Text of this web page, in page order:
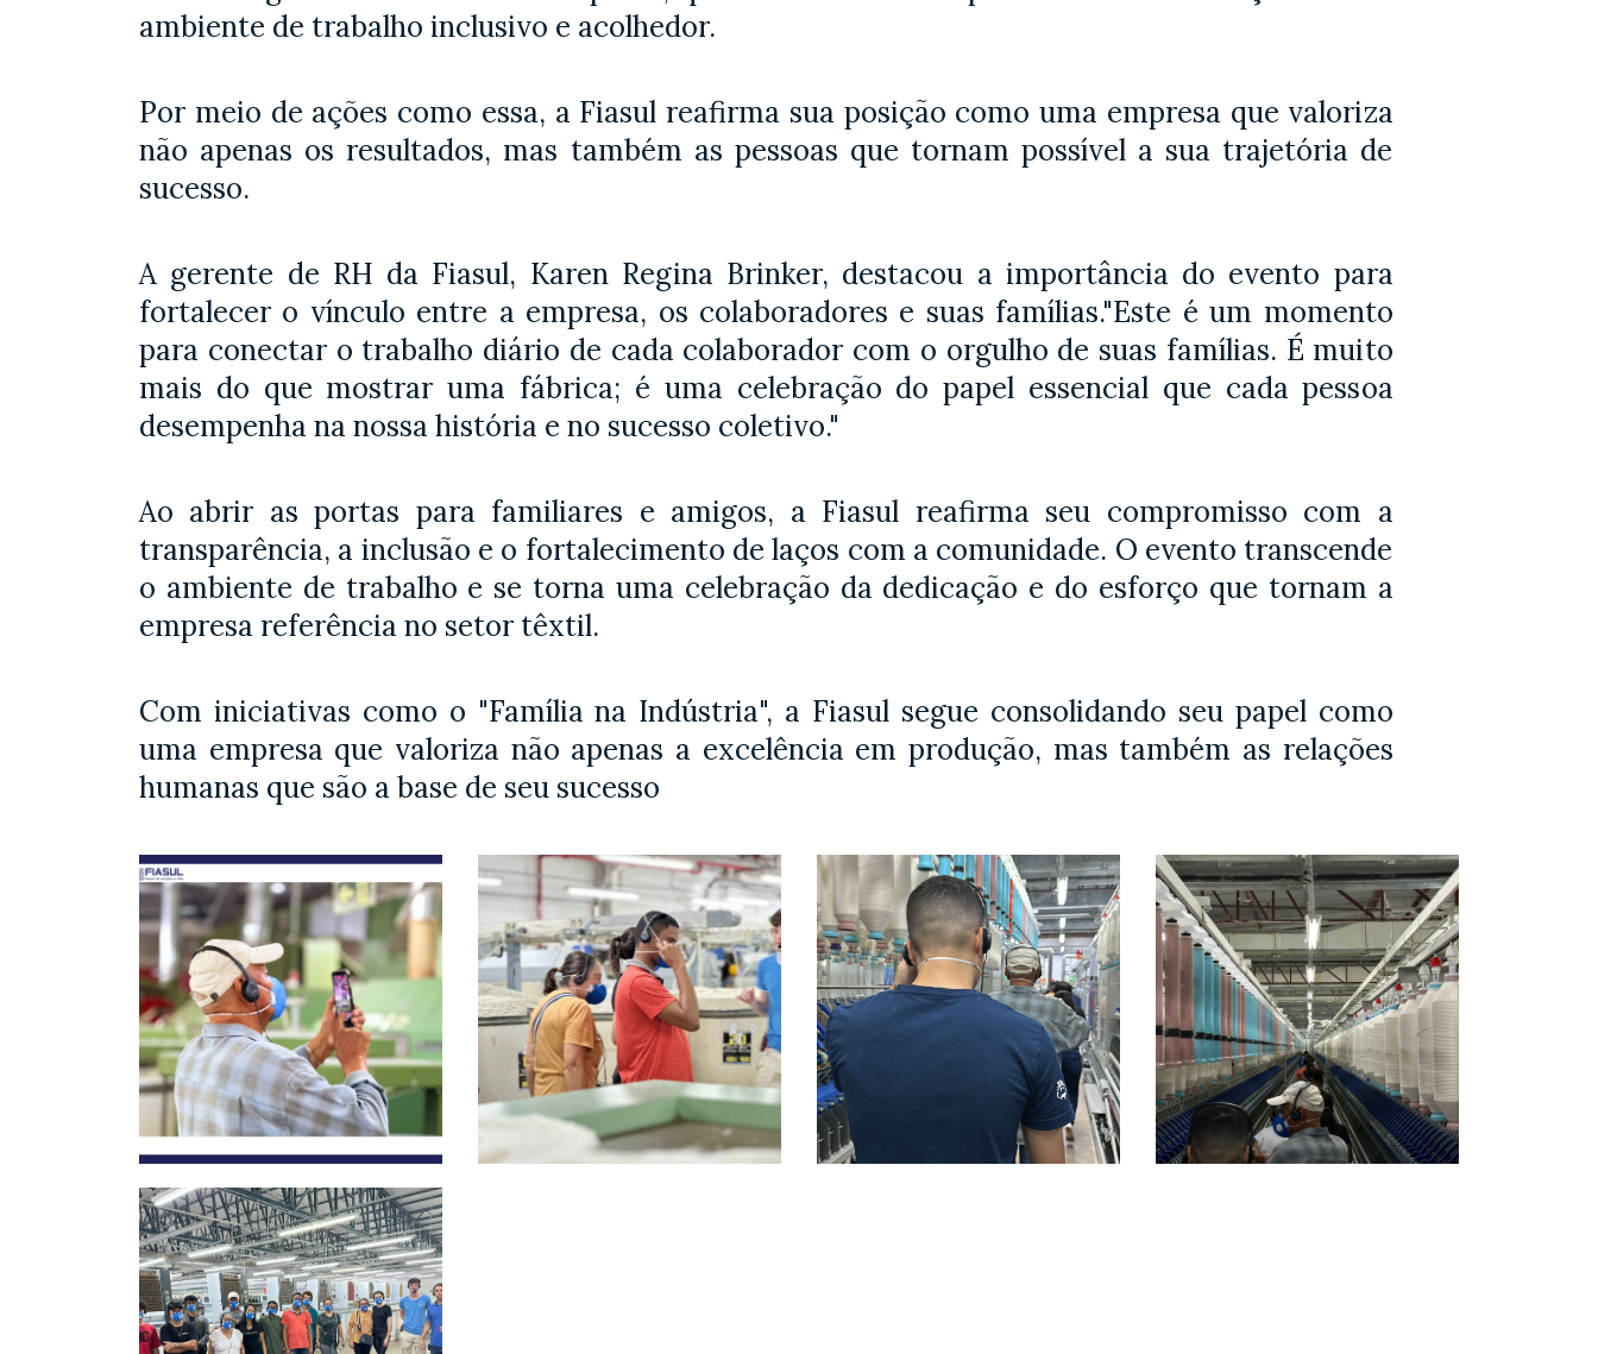
ambiente de trabalho inclusivo e acolhedor.
Por meio de ações como essa, a Fiasul reafirma sua posição como uma empresa que valoriza
não apenas os resultados, mas também as pessoas que tornam possível a sua trajetória de
sucesso.
A gerente de RH da Fiasul, Karen Regina Brinker, destacou a importância do evento para
fortalecer o vínculo entre a empresa, os colaboradores e suas famílias."Este é um momento
para conectar o trabalho diário de cada colaborador com o orgulho de suas famílias. É muito
mais do que mostrar uma fábrica; é uma celebração do papel essencial que cada pessoa
desempenha na nossa história e no sucesso coletivo."
Ao abrir as portas para familiares e amigos, a Fiasul reafirma seu compromisso com a
transparência, a inclusão e o fortalecimento de laços com a comunidade. O evento transcende
o ambiente de trabalho e se torna uma celebração da dedicação e do esforço que tornam a
empresa referência no setor têxtil.
Com iniciativas como o "Família na Indústria", a Fiasul segue consolidando seu papel como
uma empresa que valoriza não apenas a excelência em produção, mas também as relações
humanas que são a base de seu sucesso